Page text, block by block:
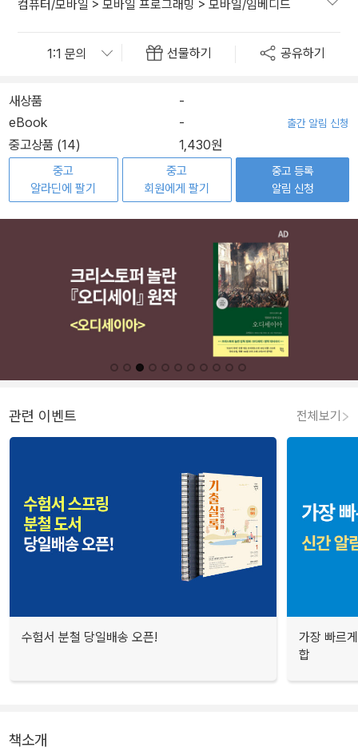
컴퓨터/모바일 > 모바일 프로그래밍 > 모바일/임베디드
선물하기 공유하기
새상품
-
eBook
- 출간 알림 신청
중고상품 (14) 1,430원
중고
알라딘에 팔기
중고
회원에게 팔기
중고 등록
알림 신청
관련 이벤트 전체보기
수험서 분철 당일배송 오픈!
가장 빠르
합
책소개